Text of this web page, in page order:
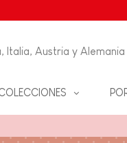
Italia, Austria y Alemania